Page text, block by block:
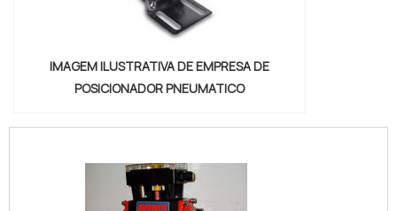
IMAGEM ILUSTRATIVA DE EMPRESA DE
POSICIONADOR PNEUMATICO